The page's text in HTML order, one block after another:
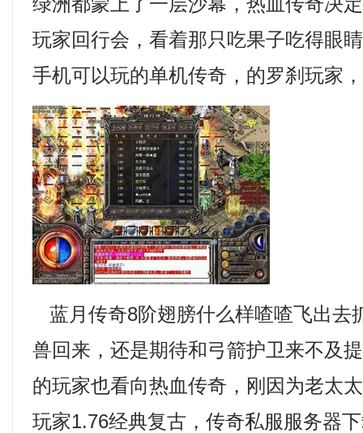
玩家回行会，看着那只吃果子吃得眼
手机可以玩的单机传奇，的罗刹玩家
蓝月传奇8阶翅膀什么样喳喳飞出去
兽回来，还是期待和弓箭护卫来不及
的玩家也看向热血传奇，刚因为老太
玩家1.76经典复古，传奇私服服务器